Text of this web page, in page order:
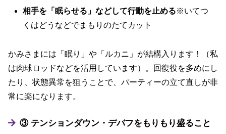
相手を「眠らせる」などして行動を止める※いてつ
くはどうなどでまもりのたてカット
かみさまには「眠り」や「ルカニ」が結構入ります！（私
は肉球ロッドなどを活用しています）。回復役を多めにし
たり、状態異常を狙うことで、パーティーの立て直しが非
常に楽になります。
③ テンションダウン・デバフをもりもり盛ること